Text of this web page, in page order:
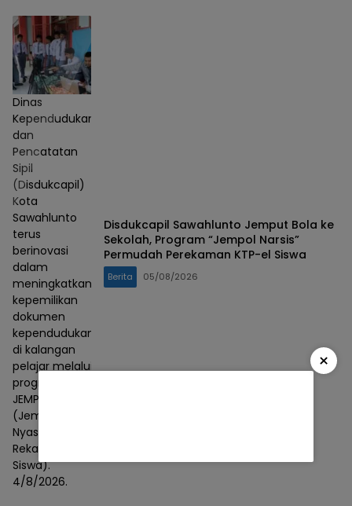
Dinas
Kependudukan
dan
Pencatatan
Sipil
(Disdukcapil)
Kota
Sawahlunto
terus
berinovasi
dalam
meningkatkan
kepemilikan
dokumen
kependudukan
di kalangan
pelajar melalui
program
JEMPOL NARSIS
(Jemput Bola
Nyasarin
Rekam KTP
Siswa).
4/8/2026.
Disdukcapil Sawahlunto Jemput Bola ke
Sekolah, Program “Jempol Narsis”
Permudah Perekaman KTP-el Siswa
Berita 05/08/2026
×